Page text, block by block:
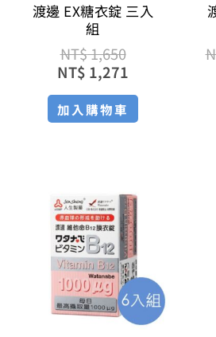
渡邊 EX糖衣錠 三入
組
NT$1,650
NT$ 1,271
加入購物車
始
價
格：
NT$ 2,100。
前
價
格：
NT$ 1,575。